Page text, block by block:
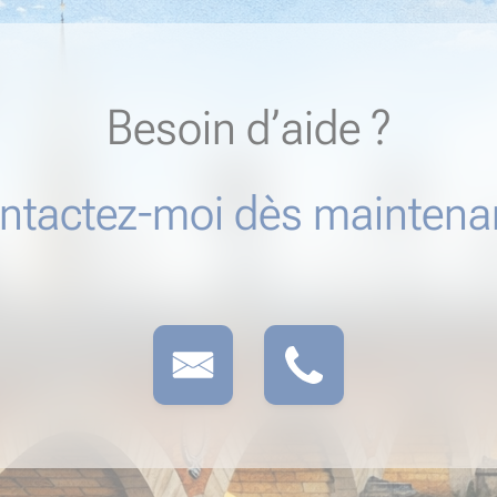
Besoin d’aide ?
moi dès